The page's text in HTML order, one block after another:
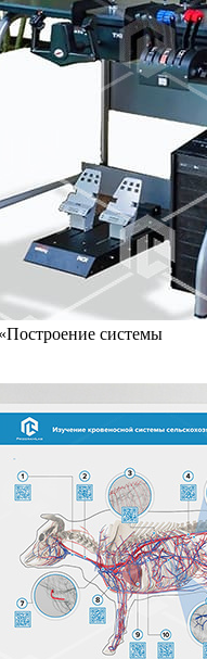
системы